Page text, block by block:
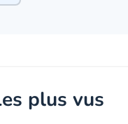
plus vus